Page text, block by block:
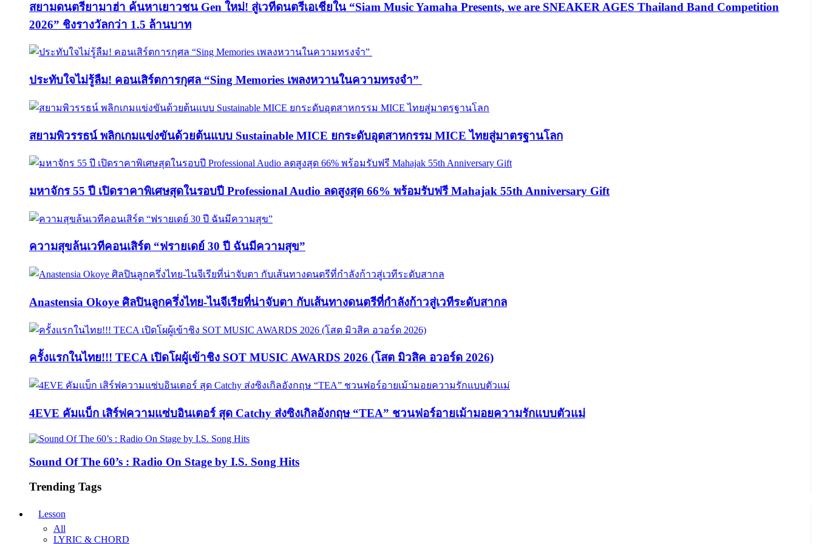
สยามดนตรียามาฮ่า ค้นหาเยาวชน Gen ใหม่! สู่เวทีดนตรีเอเชียใน “Siam Music Yamaha Presents, we are SNEAKER AGES Thailand Band Competition
2026” ชิงรางวัลกว่า 1.5 ล้านบาท
ประทับใจไม่รู้ลืม! คอนเสิร์ตการกุศล “Sing Memories เพลงหวานในความทรงจำ”
สยามพิวรรธน์ พลิกเกมแข่งขันด้วยต้นแบบ Sustainable MICE ยกระดับอุตสาหกรรม MICE ไทยสู่มาตรฐานโลก
มหาจักร 55 ปี เปิดราคาพิเศษสุดในรอบปี Professional Audio ลดสูงสุด 66% พร้อมรับฟรี Mahajak 55th Anniversary Gift
ความสุขล้นเวทีคอนเสิร์ต “ฟรายเดย์ 30 ปี ฉันมีความสุข”
Anastensia Okoye ศิลปินลูกครึ่งไทย-ไนจีเรียที่น่าจับตา กับเส้นทางดนตรีที่กำลังก้าวสู่เวทีระดับสากล
ครั้งแรกในไทย!!! TECA เปิดโผผู้เข้าชิง SOT MUSIC AWARDS 2026 (โสต มิวสิค อวอร์ด 2026)
4EVE คัมแบ็ก เสิร์ฟความแซ่บอินเตอร์ สุด Catchy ส่งซิงเกิลอังกฤษ “TEA” ชวนฟอร์อายเม้ามอยความรักแบบตัวแม่
Sound Of The 60’s : Radio On Stage by I.S. Song Hits
Trending Tags
Lesson
All
LYRIC & CHORD